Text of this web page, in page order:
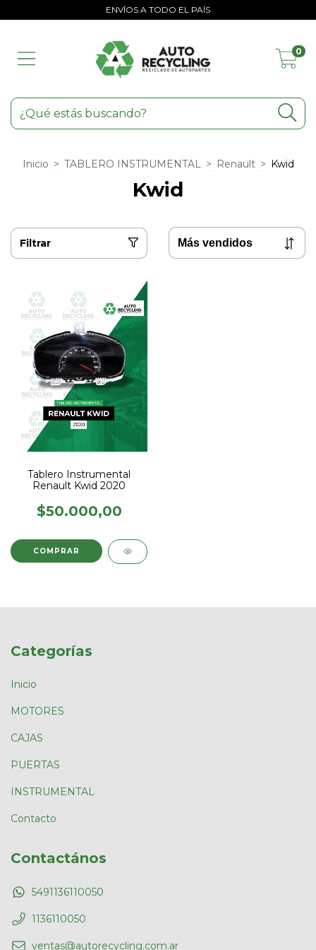
ENVÍOS A TODO EL PAÍS
0
Inicio > TABLERO INSTRUMENTAL > Renault > Kwid
Kwid
Filtrar
Tablero Instrumental
Renault Kwid 2020
$50.000,00
Categorías
Inicio
MOTORES
CAJAS
PUERTAS
INSTRUMENTAL
Contacto
Contactános
5491136110050
1136110050
ventas@autorecycling.com.ar